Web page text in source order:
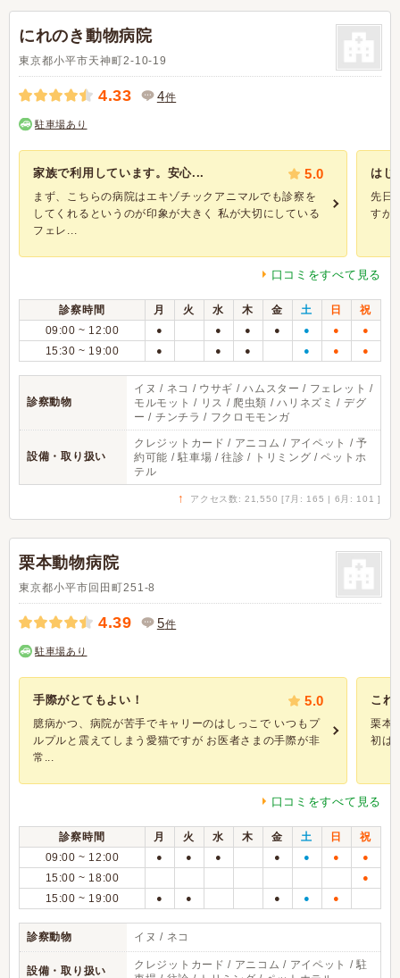
にれのき動物病院
東京都小平市天神町2-10-19
4.33 4件
駐車場あり
家族で利用しています。安心... 5.0
まず、こちらの病院はエキゾチックアニマルでも診察を
してくれるというのが印象が大きく 私が大切にしている
フェレ...
はじ
先日
すが
口コミをすべて見る
診察時間 月 火 水 木 金 土 日
祝
09:00 ~ 12:00
● ● ● ● ● ● ●
15:30 ~ 19:00 ● ● ● ● ● ●
診察動物
イヌ / ネコ / ウサギ / ハムスター / フェレット /
モルモット / リス / 爬虫類 / ハリネズミ / デグ
ー / チンチラ / フクロモモンガ
設備・取り扱い
クレジットカード / アニコム / アイペット / 予
約可能 / 駐車場 / 往診 / トリミング / ペットホ
テル
↑ アクセス数: 21,550 [7月: 165 | 6月: 101 ]
栗本動物病院
東京都小平市回田町251-8
4.39 5件
駐車場あり
手際がとてもよい！ 5.0
臆病かつ、病院が苦手でキャリーのはしっこで いつもプ
ルプルと震えてしまう愛猫ですが お医者さまの手際が非
常...
これ
栗本
初は
口コミをすべて見る
診察時間 月 火 水 木 金 土 日
祝
09:00 ~ 12:00
● ● ● ● ● ● ●
15:00 ~ 18:00 ●
15:00 ~ 19:00 ● ● ● ● ●
診察動物 イヌ / ネコ
設備・取り扱い
クレジットカード / アニコム / アイペット / 駐